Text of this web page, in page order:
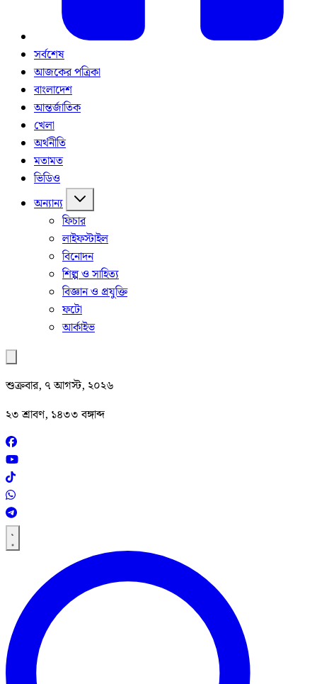
সর্বশেষ
আজকের পত্রিকা
বাংলাদেশ
আন্তর্জাতিক
খেলা
অর্থনীতি
মতামত
ভিডিও
অন্যান্য
ফিচার
লাইফস্টাইল
বিনোদন
শিল্প ও সাহিত্য
বিজ্ঞান ও প্রযুক্তি
ফটো
আর্কাইভ
শুক্রবার, ৭ আগস্ট, ২০২৬
২৩ শ্রাবণ, ১৪৩৩ বঙ্গাব্দ